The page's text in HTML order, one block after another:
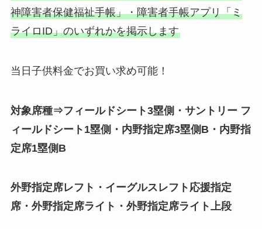
神障害者保健福祉手帳」・障害者手帳アプリ「ミ
ライロID」のいずれかを掲示します
当日子供料金でお買い求め可能！
対象席種⇒フィールドシート3塁側・サントリー フ
ィールドシート1塁側・内野指定席3塁側B・内野指
定席1塁側B
外野指定席レフト・イーグルスレフト応援指定
席・外野指定席ライト・外野指定席ライト上段